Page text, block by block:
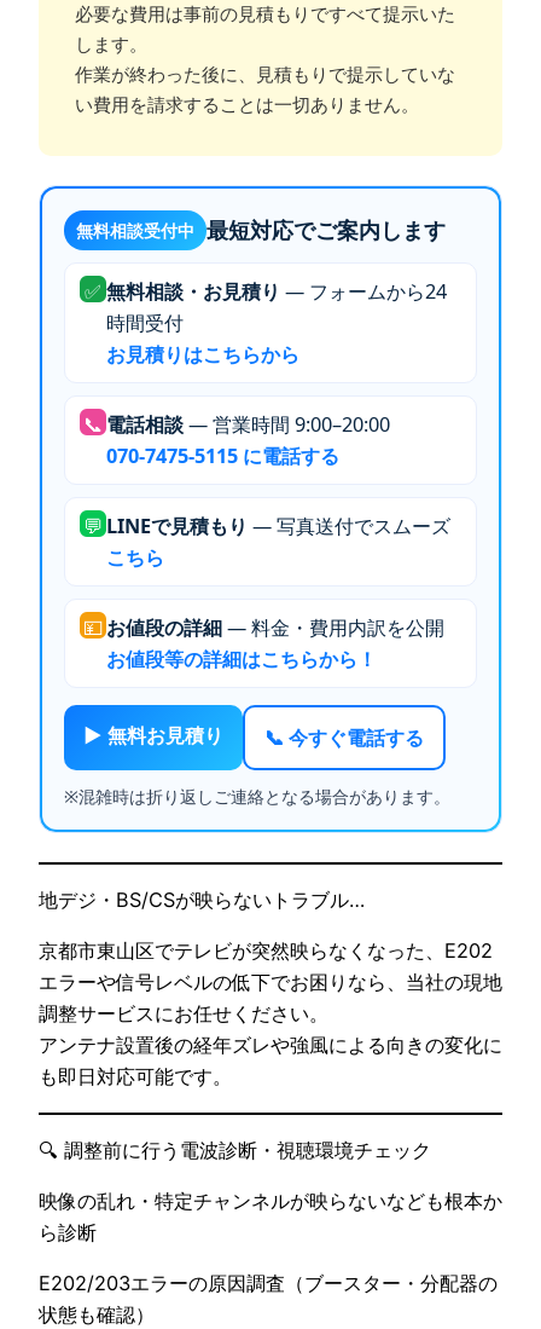
必要な費用は事前の見積もりですべて提示いた
します。
作業が終わった後に、見積もりで提示していな
い費用を請求することは一切ありません。
無料相談受付中 最短対応でご案内します
✅ 無料相談・お見積り — フォームから24
時間受付
お見積りはこちらから
📞 電話相談— 営業時間 9:00–20:00
070-7475-5115 に電話する
💬 LINEで見積もり — 写真送付でスムーズ
こちら
💴お値段の詳細— 料金・費用内訳を公開
お値段等の詳細はこちらから！
▶ 無料お見積り 📞 今すぐ電話する
※混雑時は折り返しご連絡となる場合があります。
地デジ・BS/CSが映らないトラブル…
京都市東山区でテレビが突然映らなくなった、E202
エラーや信号レベルの低下でお困りなら、当社の現地
調整サービスにお任せください。
アンテナ設置後の経年ズレや強風による向きの変化に
も即日対応可能です。
🔍 調整前に行う電波診断・視聴環境チェック
映像の乱れ・特定チャンネルが映らないなども根本か
ら診断
E202/203エラーの原因調査（ブースター・分配器の
状態も確認）